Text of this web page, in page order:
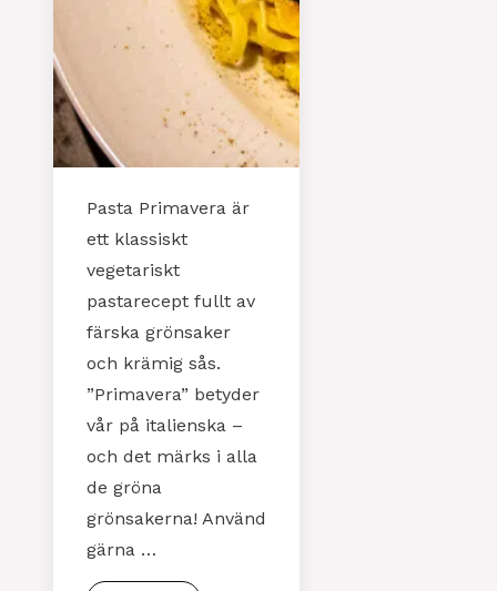
Pasta Primavera är
ett klassiskt
vegetariskt
pastarecept fullt av
färska grönsaker
och krämig sås.
”Primavera” betyder
vår på italienska –
och det märks i alla
de gröna
grönsakerna! Använd
gärna …